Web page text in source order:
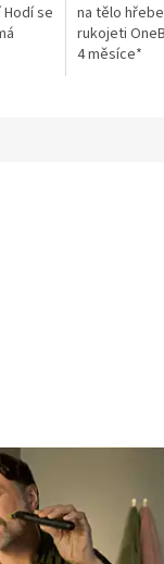
se
hvězdiček.
na tělo
rukojeti
4 měsíce*